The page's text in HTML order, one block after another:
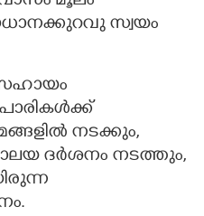
സ്വയം
നടക്കും,
ദര്‍ശനം നടത്തും,